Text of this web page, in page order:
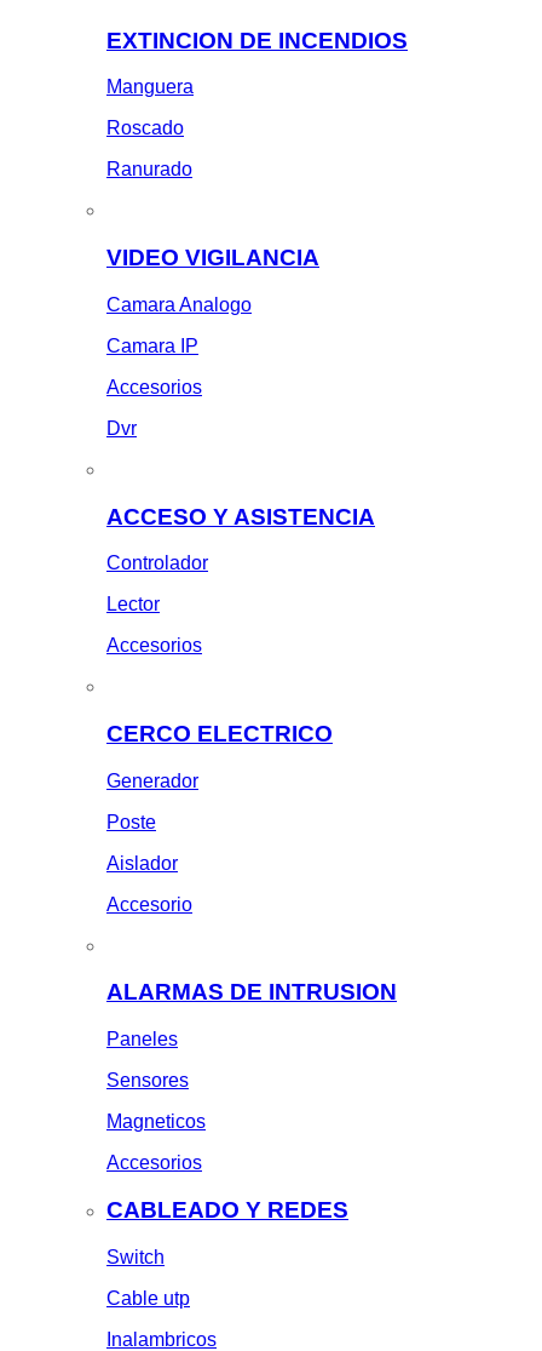
EXTINCION DE INCENDIOS
Manguera
Roscado
Ranurado
VIDEO VIGILANCIA
Camara Analogo
Camara IP
Accesorios
Dvr
ACCESO Y ASISTENCIA
Controlador
Lector
Accesorios
CERCO ELECTRICO
Generador
Poste
Aislador
Accesorio
ALARMAS DE INTRUSION
Paneles
Sensores
Magneticos
Accesorios
CABLEADO Y REDES
Switch
Cable utp
Inalambricos